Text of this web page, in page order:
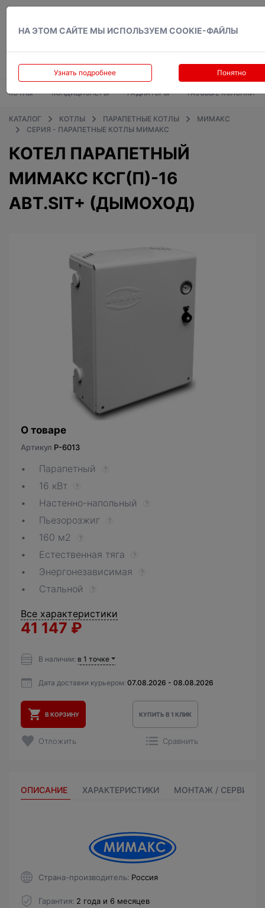
НА ЭТОМ САЙТЕ МЫ ИСПОЛЬЗУЕМ COOKIE-ФАЙЛЫ
Узнать подробнее Понятно
КОТЛЫ КОНДИЦИОНЕРЫ РАДИАТОРЫ ГАЗОВЫЕ КОЛОНКИ
КАТАЛОГ КОТЛЫ ПАРАПЕТНЫЕ КОТЛЫ
МИМАКС
СЕРИЯ - ПАРАПЕТНЫЕ КОТЛЫ МИМАКС
КОТЕЛ ПАРАПЕТНЫЙ
МИМАКС КСГ(П)-16
АВТ.SIT+ (ДЫМОХОД)
О товаре
Артикул P-6013
Парапетный ?
16 кВт ?
Настенно-напольный ?
Пьезорозжиг ?
160 м2 ?
Естественная тяга ?
Энергонезависимая ?
Стальной ?
Все характеристики
41 147 ₽
В наличии: в 1 точке
Дата доставки курьером: 07.08.2026 - 08.08.2026
В КОРЗИНУ КУПИТЬ В 1 КЛИК
Отложить Сравнить
ОПИСАНИЕ ХАРАКТЕРИСТИКИ МОНТАЖ / СЕРВИС
Страна-производитель Россия
Гарантия 2 года и 6 месяцев